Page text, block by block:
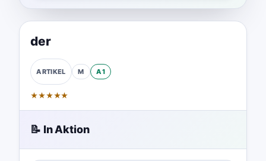
der
ARTIKEL M A1
★★★★★
📝 In Aktion